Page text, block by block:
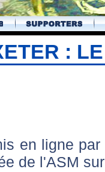
:
en ligne
de l'ASM